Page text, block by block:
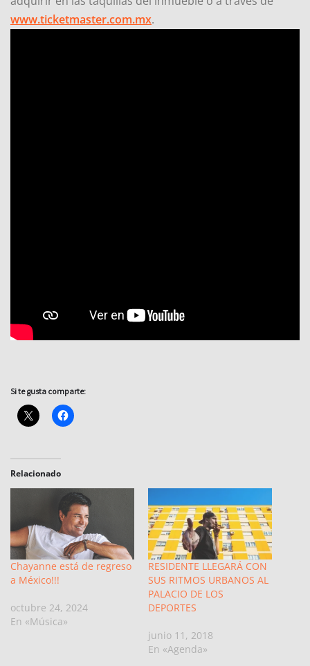
www.ticketmaster.com.mx.
Si te gusta comparte:
Relacionado
Chayanne está de regreso
a México!!!
octubre 24, 2024
En «Música»
RESIDENTE LLEGARÁ CON
SUS RITMOS URBANOS AL
PALACIO DE LOS
DEPORTES
junio 11, 2018
En «Agenda»